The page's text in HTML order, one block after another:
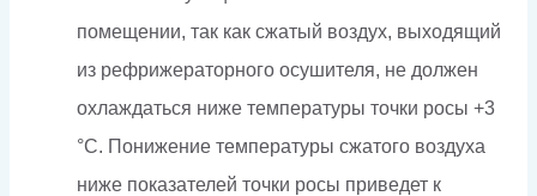
помещении, так как сжатый воздух, выходящий
из рефрижераторного осушителя, не должен
охлаждаться ниже температуры точки росы +3
°С. Понижение температуры сжатого воздуха
ниже показателей точки росы приведет к